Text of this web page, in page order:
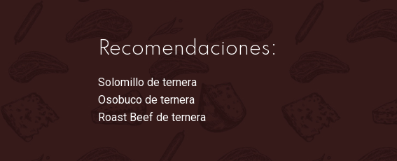
Recomendaciones:
Solomillo de ternera
Osobuco de ternera
Roast Beef de ternera